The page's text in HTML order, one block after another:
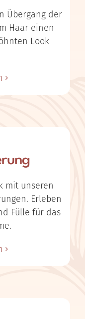
Übergang der
Haar einen
Look
mit unseren
Erleben
Fülle für das